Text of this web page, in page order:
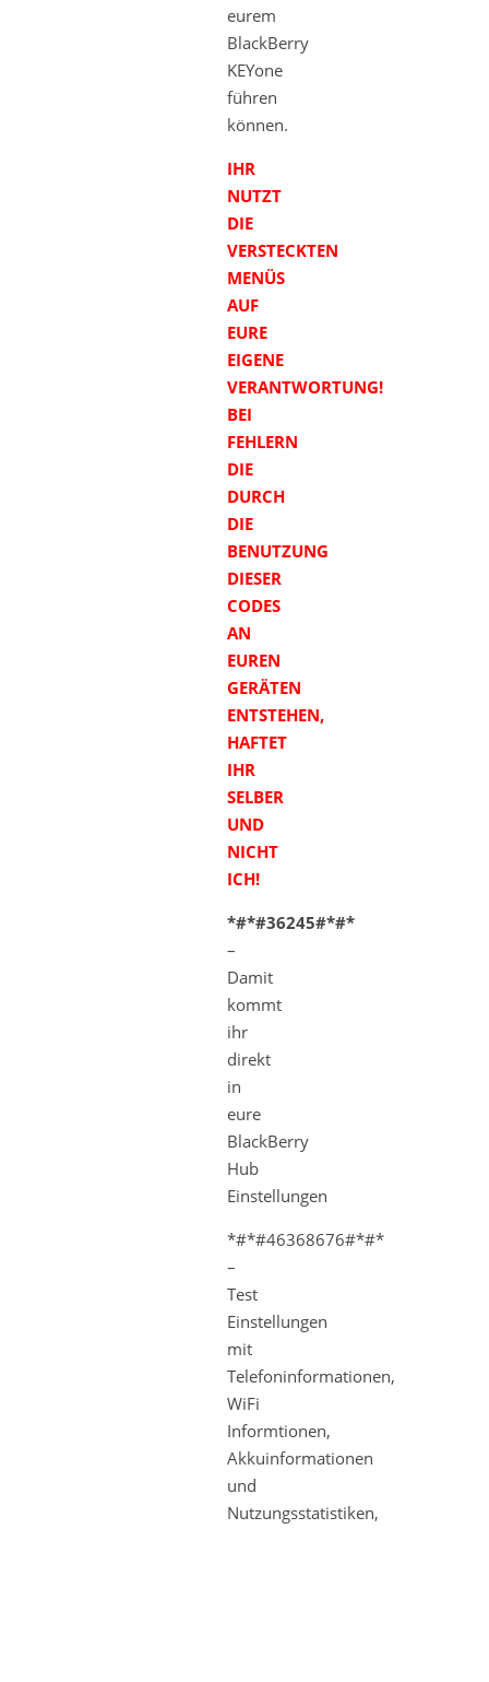
eurem
BlackBerry
KEYone
führen
können.
IHR
NUTZT
DIE
VERSTECKTEN
MENÜS
AUF
EURE
EIGENE
VERANTWORTUNG!
BEI
FEHLERN
DIE
DURCH
DIE
BENUTZUNG
DIESER
CODES
AN
EUREN
GERÄTEN
ENTSTEHEN,
HAFTET
IHR
SELBER
UND
NICHT
ICH!
*#*#36245#*#*
–
Damit
kommt
ihr
direkt
in
eure
BlackBerry
Hub
Einstellungen
*#*#46368676#*#*
–
Test
Einstellungen
mit
Telefoninformationen,
WiFi
Informtionen,
Akkuinformationen
und
Nutzungsstatistiken,